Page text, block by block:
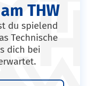
THW
du spielend
Technische
dich bei